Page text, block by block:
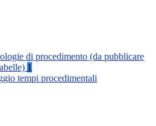
di procedimento (da pubblicare
1
tempi procedimentali